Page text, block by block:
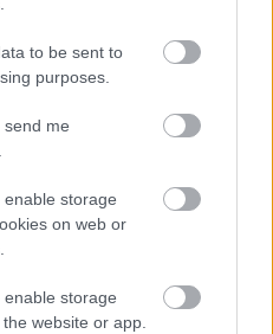
to be sent to
purposes.
send me
storage
on web or
storage
website or app.
a területen található
János híd és szobor is.
már zajlik a teljesen új
csomópont építése
és jelzőlámpás